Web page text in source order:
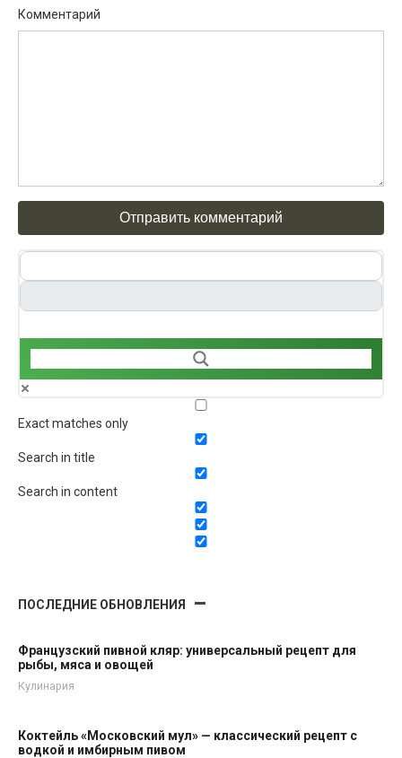
Комментарий
Exact matches only
Search in title
Search in content
ПОСЛЕДНИЕ ОБНОВЛЕНИЯ
Французский пивной кляр: универсальный рецепт для
рыбы, мяса и овощей
Кулинария
Коктейль «Московский мул» — классический рецепт с
водкой и имбирным пивом